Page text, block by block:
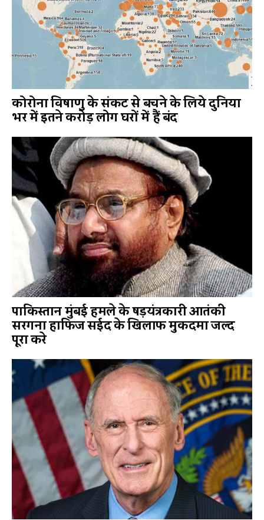
कोरोना विषाणु के संकट से बचने के लिये दुनिया
भर में इतने करोड़ लोग घरों में हैं बंद
पाकिस्तान मुंबई हमले के षड़यंत्रकारी आतंकी
सरगना हाफिज सईद के खिलाफ मुकदमा जल्द
पूरा करे